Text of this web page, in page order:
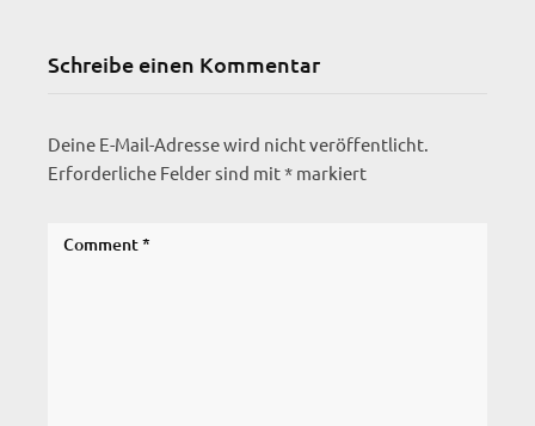
Schreibe einen Kommentar
Deine E-Mail-Adresse wird nicht veröffentlicht.
Erforderliche Felder sind mit* markiert